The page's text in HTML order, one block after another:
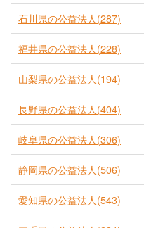
石川県の公益法人(287)
福井県の公益法人(228)
山梨県の公益法人(194)
長野県の公益法人(404)
岐阜県の公益法人(306)
静岡県の公益法人(506)
愛知県の公益法人(543)